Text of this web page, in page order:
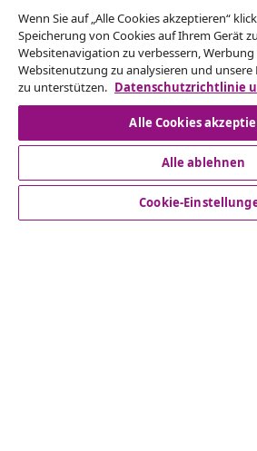
Vom Vertrag zurücktreten
Reiche einen Widerrufsantrag für
ein.
Vom Vertrag
Kundenservice
Wenn Sie auf „Alle Cookies akzeptieren“
Speicherung von Cookies auf Ihrem Gerät
Websitenavigation zu verbessern,
Websitenutzung zu analysieren und
zu unterstützen. Datenschutzrichtlinie
Alle Cookies
Alle ablehnen
Cookie-